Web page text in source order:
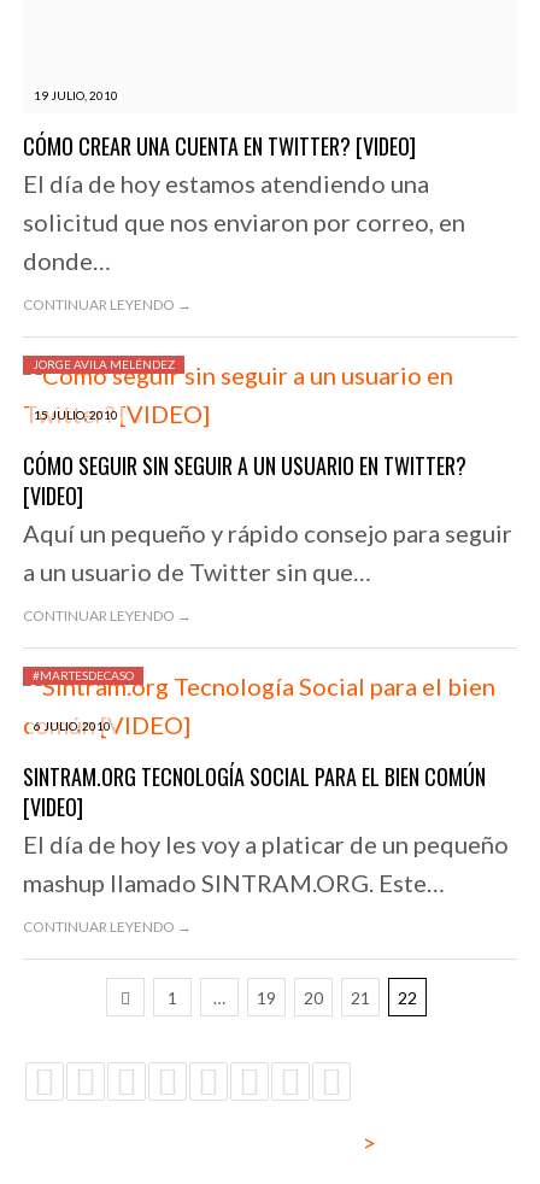
19 JULIO, 2010
CÓMO CREAR UNA CUENTA EN TWITTER? [VIDEO]
El día de hoy estamos atendiendo una
solicitud que nos enviaron por correo, en
donde…
CONTINUAR LEYENDO →
15 JULIO, 2010
JORGE AVILA MELÉNDEZ
CÓMO SEGUIR SIN SEGUIR A UN USUARIO EN TWITTER?
[VIDEO]
Aquí un pequeño y rápido consejo para seguir
a un usuario de Twitter sin que…
CONTINUAR LEYENDO →
6 JULIO, 2010
#MARTESDECASO
SINTRAM.ORG TECNOLOGÍA SOCIAL PARA EL BIEN COMÚN
[VIDEO]
El día de hoy les voy a platicar de un pequeño
mashup llamado SINTRAM.ORG. Este…
CONTINUAR LEYENDO →
1 … 19 20 21 22
>